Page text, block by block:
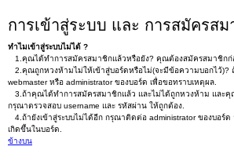
การเข้าสู่ระบบ และ การสมัครสม
ทำไมเข้าสู่ระบบไม่ได้ ?
1.คุณได้ทำการสมัครสมาชิกแล้วหรือยัง? คุณต้องสมัครสมาชิกก่อ
2.คุณถูกหวงห้ามไม่ให้เข้าสู่บอร์ดหรือไม่(จะมีข้อความบอกไว้)?
webmaster หรือ administrator ของบอร์ด เพื่อขอทราบเหตุผล.
3.ถ้าคุณได้ทำการสมัครสมาชิกแล้ว และไม่ได้ถูกหวงห้าม และคุ
กรุณาตรวจสอบ username และ รหัสผ่าน ให้ถูกต้อง.
4.ถ้ายังเข้าสู่ระบบไม่ได้อีก กรุณาติดต่อ administrator ของบอร์
เกิดขึ้นในบอร์ด.
ข้างบน